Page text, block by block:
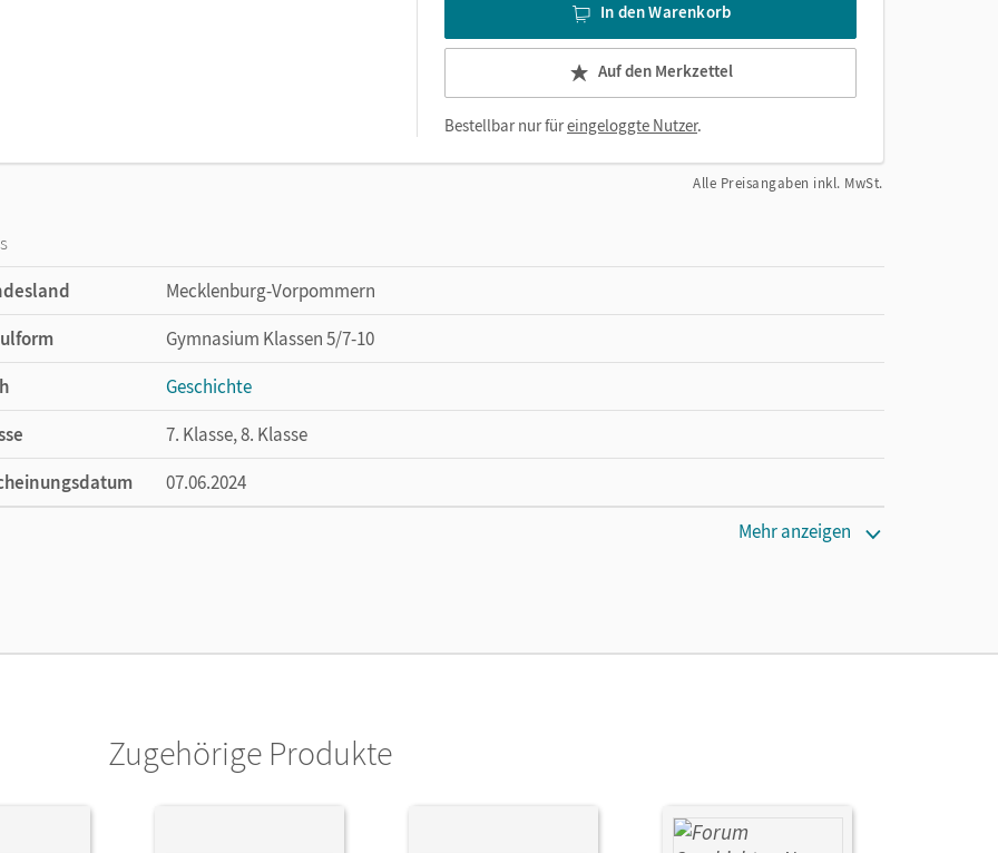
In den Warenkorb
Auf den Merkzettel
Bestellbar nur füreingeloggte Nutzer.
Alle Preisangaben inkl. MwSt.
Mecklenburg-Vorpommern
Gymnasium Klassen 5/7-10
Geschichte
7. Klasse, 8. Klasse
07.06.2024
Mehr anzeigen
Zugehörige Produkte